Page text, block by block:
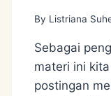
By Listriana
Sebagai
materi ini
postingan